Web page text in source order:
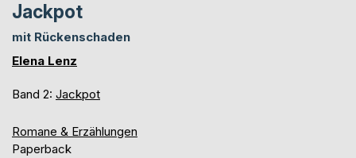
Jackpot
mit Rückenschaden
Elena Lenz
Band 2: Jackpot
Romane & Erzählungen
Paperback